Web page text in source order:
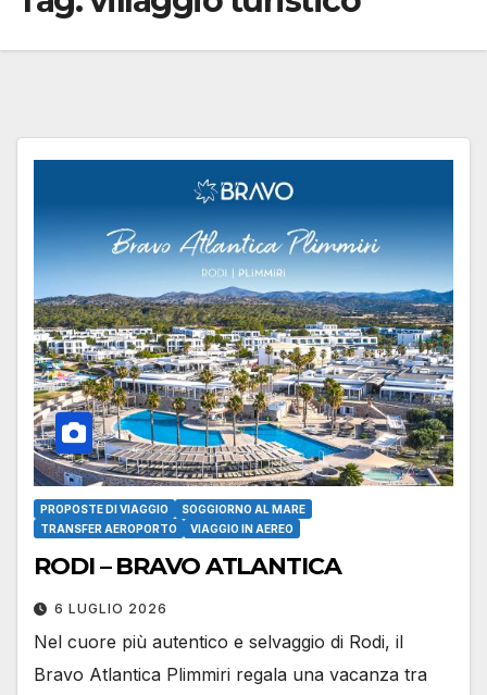
PROPOSTE DI VIAGGIO
SOGGIORNO AL MARE
TRANSFER AEROPORTO
VIAGGIO IN AEREO
RODI – BRAVO ATLANTICA
6 LUGLIO 2026
Nel cuore più autentico e selvaggio di Rodi, il
Bravo Atlantica Plimmiri regala una vacanza tra